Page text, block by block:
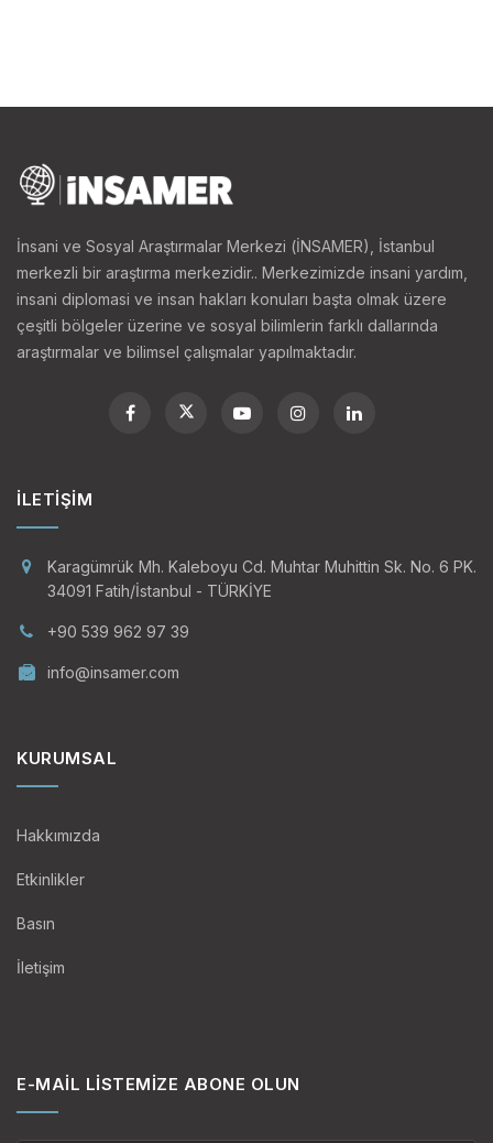
İnsani ve Sosyal Araştırmalar Merkezi (İNSAMER), İstanbul
merkezli bir araştırma merkezidir.. Merkezimizde insani yardım,
insani diplomasi ve insan hakları konuları başta olmak üzere
çeşitli bölgeler üzerine ve sosyal bilimlerin farklı dallarında
araştırmalar ve bilimsel çalışmalar yapılmaktadır.
İLETIŞIM
Karagümrük Mh. Kaleboyu Cd. Muhtar Muhittin Sk. No. 6 PK.
34091 Fatih/İstanbul - TÜRKİYE
+90 539 962 97 39
info@insamer.com
KURUMSAL
Hakkımızda
Etkinlikler
Basın
İletişim
E-MAIL LISTEMIZE ABONE OLUN